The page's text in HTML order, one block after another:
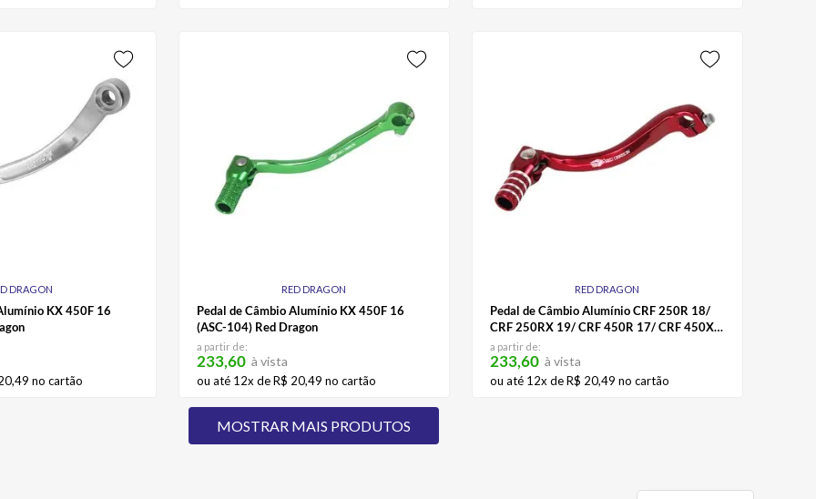
DRAGON
KX 450F 16
,49 no cartão
RED DRAGON
Pedal de Câmbio Alumínio KX 450F 16
(ASC-104) Red Dragon
a partir de:
233,60 à vista
ou até 12x deR$ 20,49 no cartão
RED DRAGON
Pedal de Câmbio Alumínio CRF 250R 18/
CRF 250RX 19/ CRF 450R 17/ CRF 450X
18 (ASC-115) Red Dragon
a partir de:
233,60 à vista
ou até 12x deR$ 20,49 no cartão